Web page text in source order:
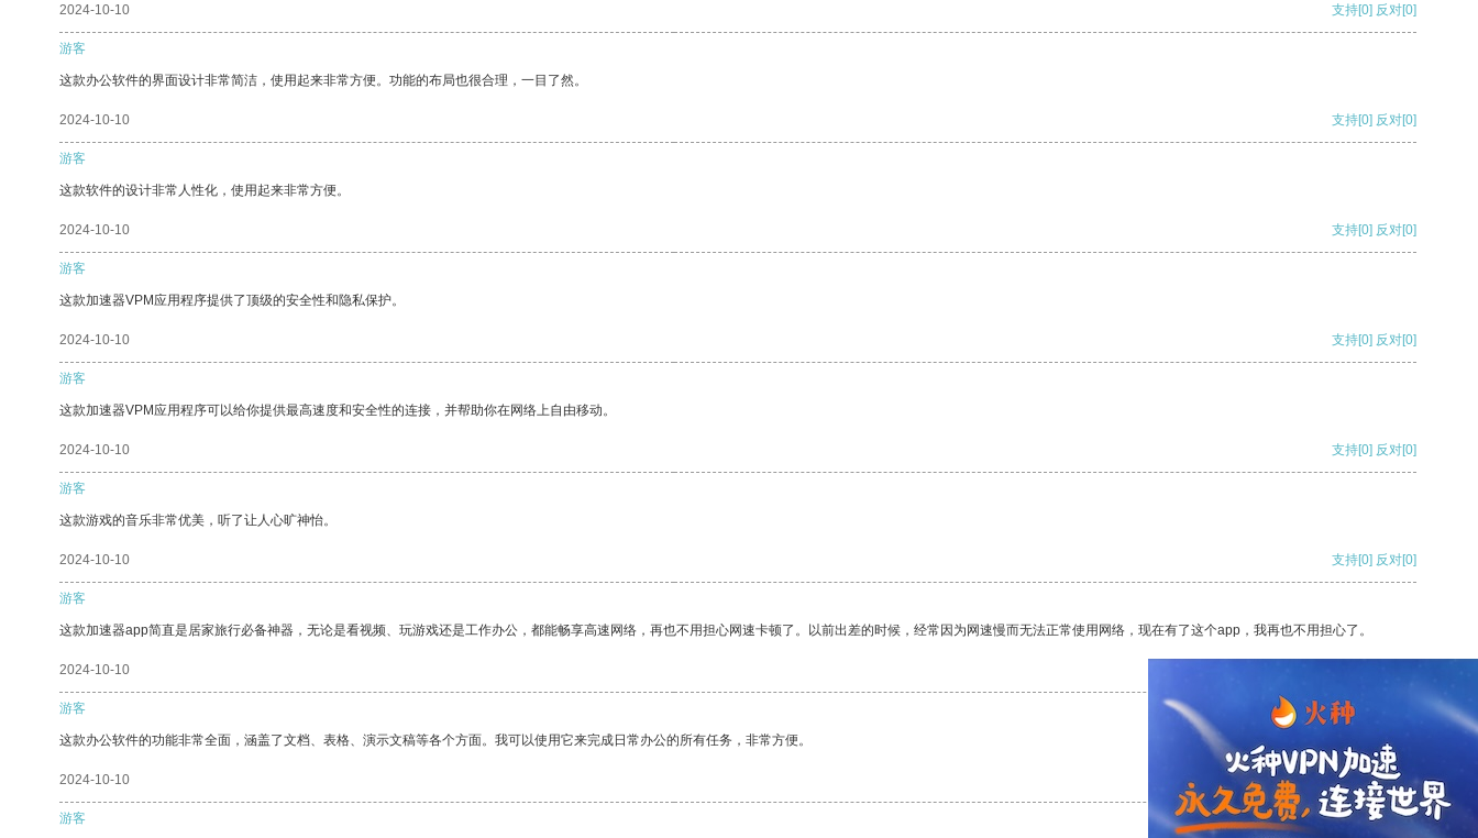
2024-10-10 支持[0] 反对[0]
游客
这款办公软件的界面设计非常简洁，使用起来非常方便。功能的布局也很合理，一目了然。
2024-10-10 支持[0] 反对[0]
游客
这款软件的设计非常人性化，使用起来非常方便。
2024-10-10 支持[0] 反对[0]
游客
这款加速器VPM应用程序提供了顶级的安全性和隐私保护。
2024-10-10 支持[0] 反对[0]
游客
这款加速器VPM应用程序可以给你提供最高速度和安全性的连接，并帮助你在网络上自由移动。
2024-10-10 支持[0] 反对[0]
游客
这款游戏的音乐非常优美，听了让人心旷神怡。
2024-10-10 支持[0] 反对[0]
游客
这款加速器app简直是居家旅行必备神器，无论是看视频、玩游戏还是工作办公，都能畅享高速网络，再也不用担心网速卡顿了。以前出差的时候，经常因为网速慢而无法正常使用网络，现在有了这个app，我再也不用担心了。
2024-10-10
游客
这款办公软件的功能非常全面，涵盖了文档、表格、演示文稿等各个方面。我可以使用它来完成日常办公的所有任务，非常方便。
2024-10-10 支持 [0] 反对 [0]
游客